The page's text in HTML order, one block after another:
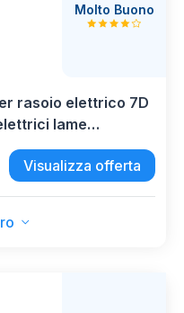
Molto Buono
rasoio elettrico 7D
lame
rasoi per uomini
Visualizza offerta